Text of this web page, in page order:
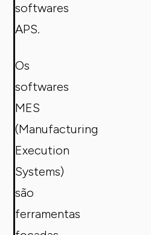
softwares
APS.
Os
softwares
MES
(Manufacturing
Execution
Systems)
são
ferramentas